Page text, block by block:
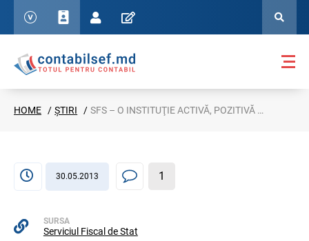
HOME ȘTIRI SFS – O INSTITUŢIE ACTIVĂ, POZITIVĂ ŞI EFICIENTĂ
30.05.2013 1
SURSA
Serviciul Fiscal de Stat